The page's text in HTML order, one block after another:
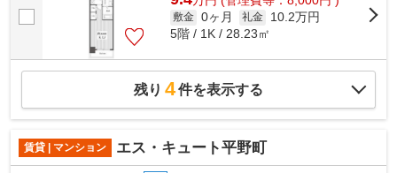
敷金 0ヶ月 礼金
10.2万円
5階 / 1K / 28.23㎡
残り 4件を表示する
賃貸 | マンション エス・キュート平野町